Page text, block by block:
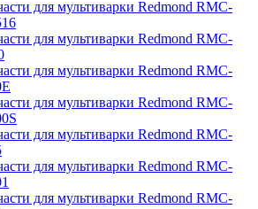
для мультиварки Redmond RMC-
для мультиварки Redmond RMC-
для мультиварки Redmond RMC-
для мультиварки Redmond RMC-
для мультиварки Redmond RMC-
для мультиварки Redmond RMC-
для мультиварки Redmond RMC-